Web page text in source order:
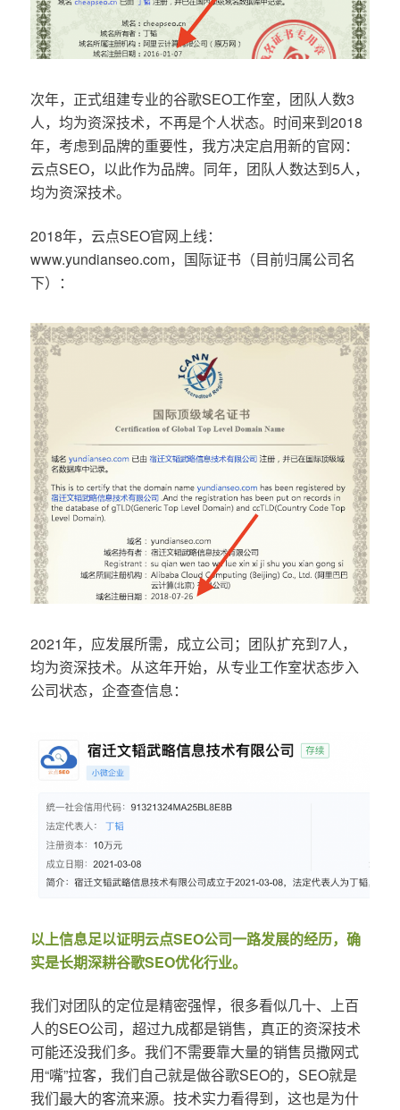
次年，正式组建专业的谷歌SEO工作室，团队人数3
人，均为资深技术，不再是个人状态。时间来到2018
年，考虑到品牌的重要性，我方决定启用新的官网：
云点SEO，以此作为品牌。同年，团队人数达到5人，
均为资深技术。
2018年，云点SEO官网上线：
www.yundianseo.com，国际证书（目前归属公司名
下）：
2021年，应发展所需，成立公司；团队扩充到7人，
均为资深技术。从这年开始，从专业工作室状态步入
公司状态，企查查信息：
以上信息足以证明云点SEO公司一路发展的经历，确
实是长期深耕谷歌SEO优化行业。
我们对团队的定位是精密强悍，很多看似几十、上百
人的SEO公司，超过九成都是销售，真正的资深技术
可能还没我们多。我们不需要靠大量的销售员撒网式
用“嘴”拉客，我们自己就是做谷歌SEO的，SEO就是
我们最大的客流来源。技术实力看得到，这也是为什